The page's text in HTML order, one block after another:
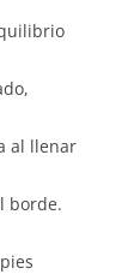
al llenar
borde.